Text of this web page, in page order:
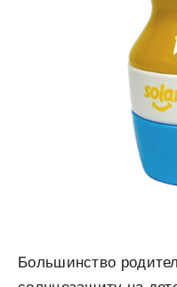
Большинство